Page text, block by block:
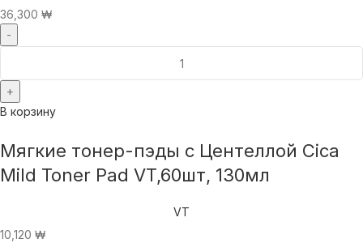
36,300 ₩
В корзину
Мягкие тонер-пэды с Центеллой Cica
Mild Toner Pad VT,60шт, 130мл
VT
10,120 ₩